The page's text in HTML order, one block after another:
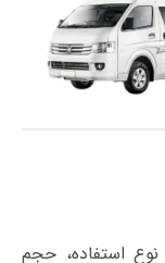
استفاده، حجم